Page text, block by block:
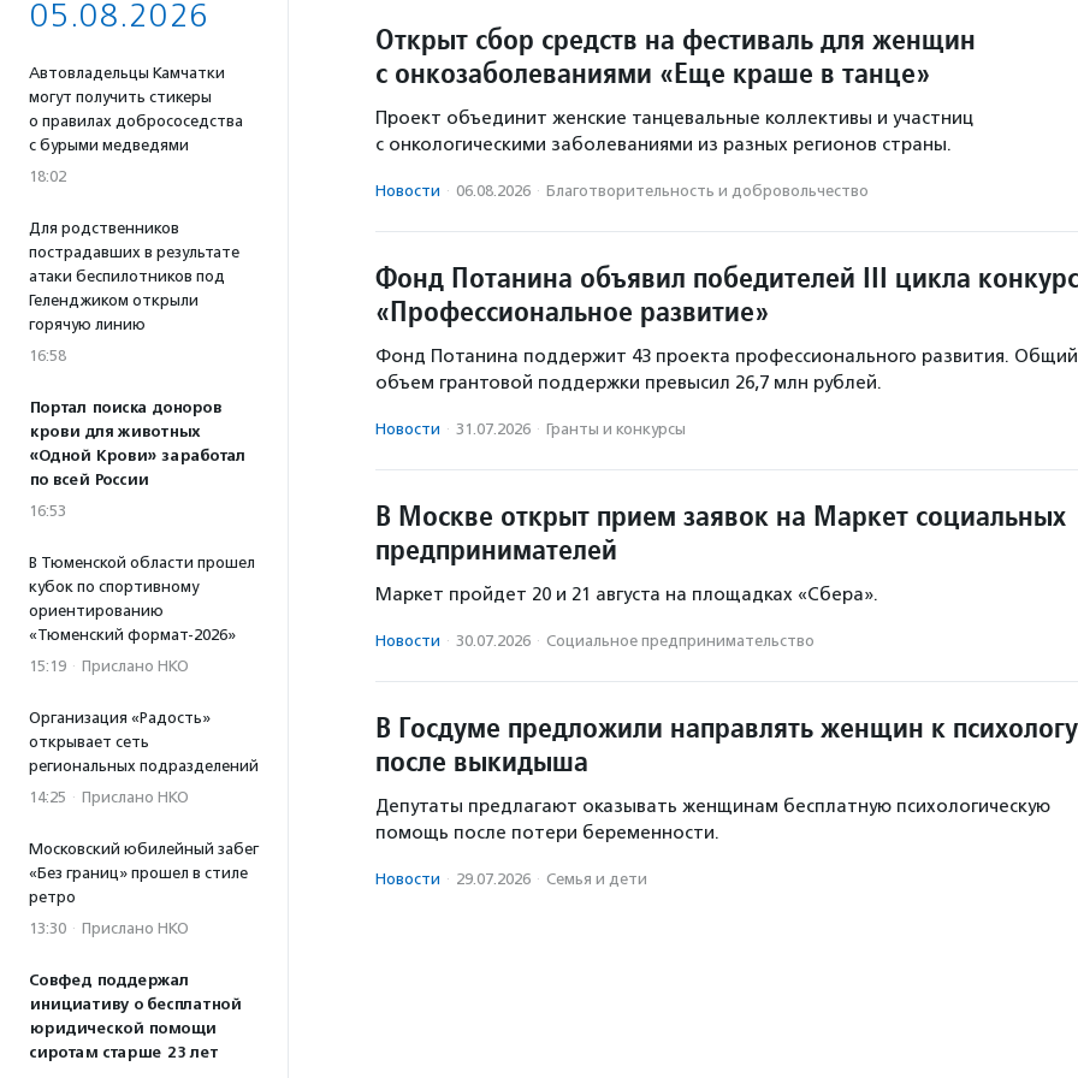
05.08.2026
Автовладельцы Камчатки
могут получить стикеры
о правилах добрососедства
с бурыми медведями
18:02
Для родственников
пострадавших в результате
атаки беспилотников под
Геленджиком открыли
горячую линию
16:58
Портал поиска доноров
крови для животных
«Одной Крови» заработал
по всей России
16:53
В Тюменской области прошел
кубок по спортивному
ориентированию
«Тюменский формат-2026»
15:19 · Прислано НКО
Организация «Радость»
открывает сеть
региональных подразделений
14:25 · Прислано НКО
Московский юбилейный забег
«Без границ» прошел в стиле
ретро
13:30 · Прислано НКО
Совфед поддержал
инициативу о бесплатной
юридической помощи
сиротам старше 23 лет
Открыт сбор средств на фестиваль для женщин
с онкозаболеваниями «Еще краше в танце»
Проект объединит женские танцевальные коллективы и участниц
с онкологическими заболеваниями из разных регионов страны.
Новости · 06.08.2026 · Благотвори­тель­ность и доброволь­чест­во
Фонд Потанина объявил победителей III цикла
«Профессиональное развитие»
Фонд Потанина поддержит 43 проекта профессионального развития. Общий
объем грантовой поддержки превысил 26,7 млн рублей.
Новости · 31.07.2026 · Гранты и конкурсы
В Москве открыт прием заявок на Маркет социальных
предпринимателей
Маркет пройдет 20 и 21 августа на площадках «Сбера».
Новости · 30.07.2026 · Социальное предпри­нима­тель­ство
В Госдуме предложили направлять женщин к психологу
после выкидыша
Депутаты предлагают оказывать женщинам бесплатную психологическую
помощь после потери беременности.
Новости · 29.07.2026 · Семья и дети